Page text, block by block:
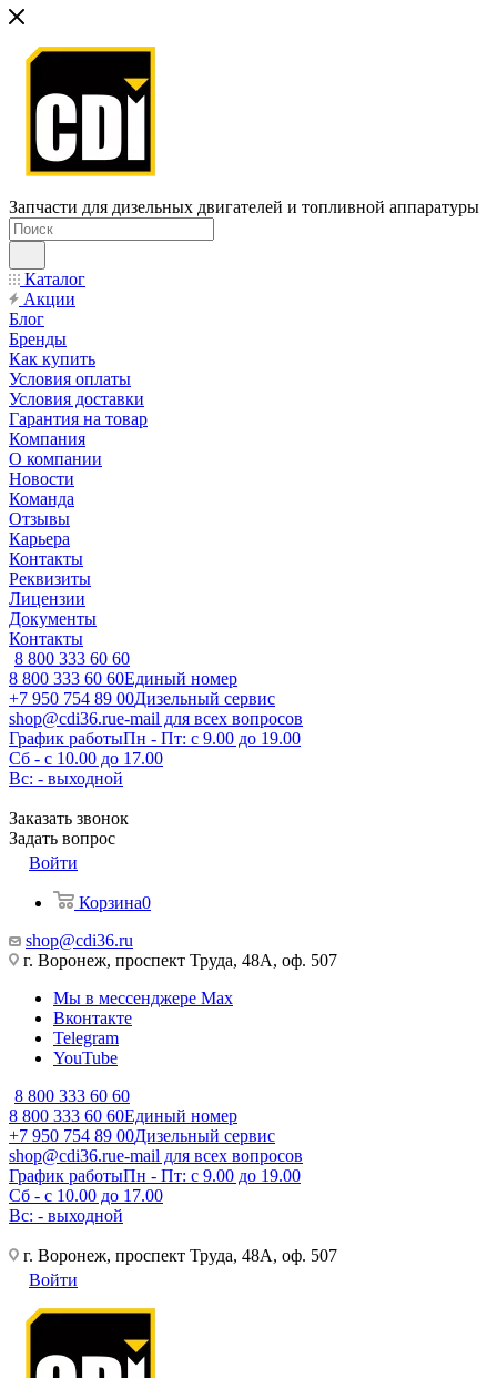
Запчасти для дизельных двигателей и топливной аппаратуры
Каталог
Акции
Блог
Бренды
Как купить
Условия оплаты
Условия доставки
Гарантия на товар
Компания
О компании
Новости
Команда
Отзывы
Карьера
Контакты
Реквизиты
Лицензии
Документы
Контакты
8 800 333 60 60
8 800 333 60 60Единый номер
+7 950 754 89 00Дизельный сервис
shop@cdi36.rue-mail для всех вопросов
График работыПн - Пт: с 9.00 до 19.00
Сб - с 10.00 до 17.00
Вс: - выходной
Заказать звонок
Задать вопрос
Войти
Корзина0
shop@cdi36.ru
г. Воронеж, проспект Труда, 48А, оф. 507
Мы в мессенджере Max
Вконтакте
Telegram
YouTube
8 800 333 60 60
8 800 333 60 60Единый номер
+7 950 754 89 00Дизельный сервис
shop@cdi36.rue-mail для всех вопросов
График работыПн - Пт: с 9.00 до 19.00
Сб - с 10.00 до 17.00
Вс: - выходной
г. Воронеж, проспект Труда, 48А, оф. 507
Войти